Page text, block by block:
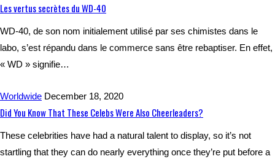
Les vertus secrètes du WD-40
WD-40, de son nom initialement utilisé par ses chimistes dans le
labo, s’est répandu dans le commerce sans être rebaptiser. En effet,
« WD » signifie…
Worldwide December 18, 2020
Did You Know That These Celebs Were Also Cheerleaders?
These celebrities have had a natural talent to display, so it’s not
startling that they can do nearly everything once they’re put before a